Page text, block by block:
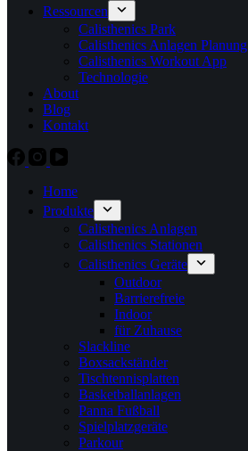
Ressourcen
Calisthenics Park
Calisthenics Anlagen Planung
Calisthenics Workout App
Technologie
About
Blog
Kontakt
Home
Produkte
Calisthenics Anlagen
Calisthenics Stationen
Calisthenics Geräte
Outdoor
Barrierefreie
Indoor
für Zuhause
Slackline
Boxsackständer
Tischtennisplatten
Basketballanlagen
Panna Fußball
Spielplatzgeräte
Parkour